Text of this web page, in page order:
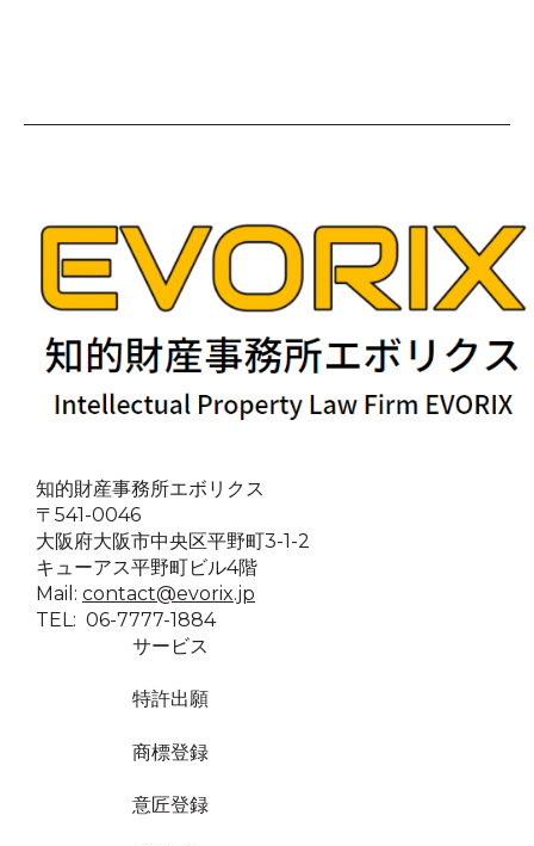
知的財産事務所エボリクス
〒541-0046
大阪府大阪市中央区平野町3-1-2
キューアス平野町ビル4階
Mail: contact@evorix.jp
TEL: 06-7777-1884
サービス
特許出願
商標登録
意匠登録